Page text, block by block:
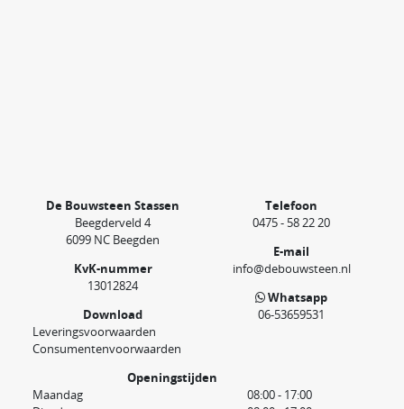
De Bouwsteen Stassen
Beegderveld 4
6099 NC Beegden
KvK-nummer
13012824
Download
Leveringsvoorwaarden
Consumentenvoorwaarden
Telefoon
0475 - 58 22 20
E-mail
info@debouwsteen.nl
Whatsapp
06-53659531
Openingstijden
Maandag
08:00 - 17:00